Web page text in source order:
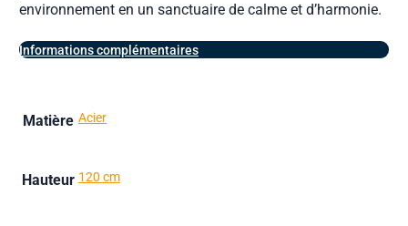
environnement en un sanctuaire de calme et d’harmonie.
Informations complémentaires
Matière Acier
Hauteur 120 cm